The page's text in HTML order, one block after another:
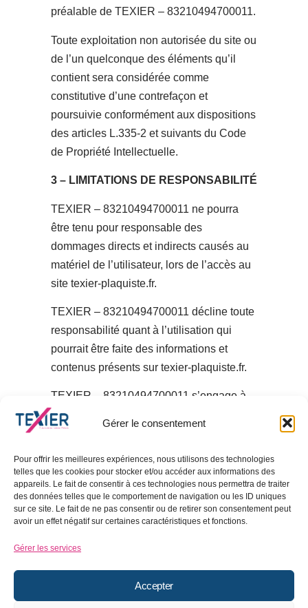
Gérer le consentement
Pour offrir les meilleures expériences, nous utilisons des technologies
telles que les cookies pour stocker et/ou accéder aux informations des
appareils. Le fait de consentir à ces technologies nous permettra de traiter
des données telles que le comportement de navigation ou les ID uniques
sur ce site. Le fait de ne pas consentir ou de retirer son consentement peut
avoir un effet négatif sur certaines caractéristiques et fonctions.
Gérer les services
Accepter
préalable de TEXIER – 83210494700011.
Toute exploitation non autorisée du site ou
de l’un quelconque des éléments qu’il
contient sera considérée comme
constitutive d’une contrefaçon et
poursuivie conformément aux dispositions
des articles L.335-2 et suivants du Code
de Propriété Intellectuelle.
3 – LIMITATIONS DE RESPONSABILITÉ
TEXIER – 83210494700011 ne pourra
être tenu pour responsable des
dommages directs et indirects causés au
matériel de l’utilisateur, lors de l’accès au
site texier-plaquiste.fr.
TEXIER – 83210494700011 décline toute
responsabilité quant à l’utilisation qui
pourrait être faite des informations et
contenus présents sur texier-plaquiste.fr.
TEXIER – 83210494700011 s’engage à
sécuriser au mieux le site texier-
plaquiste.fr, cependant sa responsabilité
données indésirables sont importées et
installées sur son site à son insu.
Des espaces interactifs (espace contact
des utilisateurs. TEXIER –
83210494700011 se réserve le droit de
supprimer, sans mise en demeure